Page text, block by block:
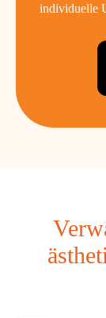
individuelle